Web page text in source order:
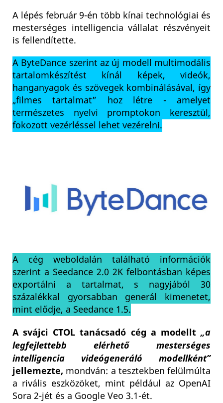
A lépés február 9-én több kínai technológiai és
mesterséges intelligencia vállalat részvényeit
is fellendítette.
A ByteDance szerint az új modell multimodális
tartalomkészítést kínál képek, videók,
hanganyagok és szövegek kombinálásával, így
„filmes tartalmat” hoz létre - amelyet
természetes nyelvi promptokon keresztül,
fokozott vezérléssel lehet vezérelni.
A cég weboldalán található információk
szerint a Seedance 2.0 2K felbontásban képes
exportálni a tartalmat, s nagyjából 30
százalékkal gyorsabban generál kimenetet,
mint elődje, a Seedance 1.5.
A svájci CTOL tanácsadó cég a modellt„a
legfejlettebb elérhető mesterséges
intelligencia videógeneráló modellként”
jellemezte, mondván: a tesztekben felülmúlta
a rivális eszközöket, mint például az OpenAI
Sora 2-jét és a Google Veo 3.1-ét.